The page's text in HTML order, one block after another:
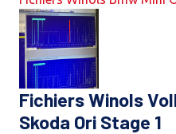
Fichiers Winols
Skoda Ori Stage 1